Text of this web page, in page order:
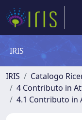
IRIS
IRIS
Catalogo
4 Contributo in
4.1 Contributo in